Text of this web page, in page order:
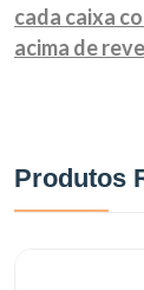
cada caixa
acima de
Produtos